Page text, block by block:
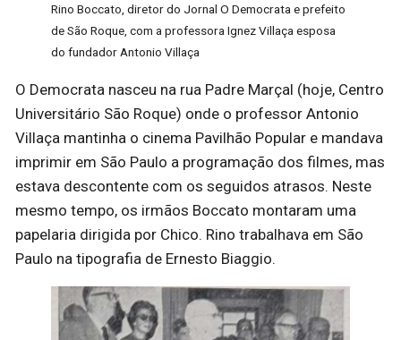
Rino Boccato, diretor do Jornal O Democrata e prefeito
de São Roque, com a professora Ignez Villaça esposa
do fundador Antonio Villaça
O Democrata nasceu na rua Padre Marçal (hoje, Centro
Universitário São Roque) onde o professor Antonio
Villaça mantinha o cinema Pavilhão Popular e mandava
imprimir em São Paulo a programação dos filmes, mas
estava descontente com os seguidos atrasos. Neste
mesmo tempo, os irmãos Boccato montaram uma
papelaria dirigida por Chico. Rino trabalhava em São
Paulo na tipografia de Ernesto Biaggio.